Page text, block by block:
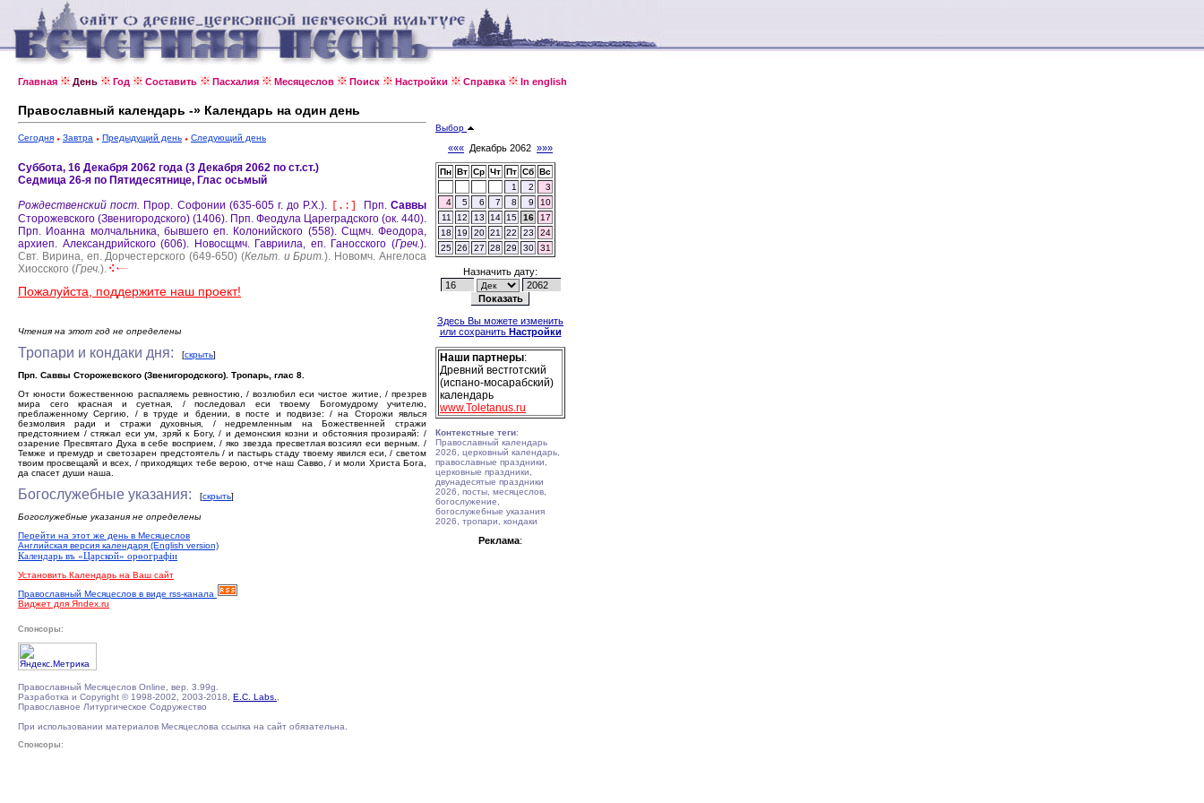
Главная День Год Составить Пасхалия Месяцеслов Поиск Настройки Справка In english
Православный календарь -» Календарь на один день
Сегодня Завтра Предыдущий день Следующий день
Суббота, 16 Декабря 2062 года (3 Декабря 2062 по ст.ст.)
Седмица 26-я по Пятидесятнице, Глас осьмый
Рождественский пост. Прор. Софонии (635-605 г. до Р.Х.). [.:] Прп.Саввы
Сторожевского (Звенигородского) (1406). Прп. Феодула Цареградского (ок. 440).
Прп. Иоанна молчальника, бывшего еп. Колонийского (558). Сщмч. Феодора,
архиеп. Александрийского (606). Новосщмч. Гавриила, еп. Ганосского (Греч.).
Свт. Вирина, еп. Дорчестерского (649-650) (Кельт. и Брит.). Новомч. Ангелоса
Хиосского (Греч.).
Пожалуйста, поддержите наш проект!
Чтения на этот год не определены
Тропари и кондаки дня: [скрыть]
Прп. Саввы Сторожевского (Звенигородского). Тропарь, глас 8.
От юности божественною распаляемь ревностию, / возлюбил еси чистое житие, / презрев
мира сего красная и суетная, / последовал еси твоему Богомудрому учителю,
преблаженному Сергию, / в труде и бдении, в посте и подвизе: / на Сторожи явлься
безмолвия ради и стражи духовныя, / недремленным на Божественней стражи
предстоянием / стяжал еси ум, зряй к Богу, / и демонския козни и обстояния прозираяй: /
озарение Пресвятаго Духа в себе восприем, / яко звезда пресветлая возсиял еси верным. /
Темже и премудр и светозарен предстоятель / и пастырь стаду твоему явился еси, / светом
твоим просвещаяй и всех, / приходящих тебе верою, отче наш Савво, / и моли Христа Бога,
да спасет души наша.
Богослужебные указания: [скрыть]
Богослужебные указания не определены
Перейти на этот же день в Месяцеслов
Английская версия календаря (English version)
Календарь въ «Царской» орѳографiи
Установить Календарь на Ваш сайт
Православный Месяцеслов в виде rss-канала
Виджет для Яndex.ru
Выбор
««« Декабрь 2062 »»»
Пн Вт Ср Чт Пт Сб Вс
1
2
3
4
5 6 7 8 9
10
11
12 13 14 15 16
17
18
19 20 21 22 23
24
25 26 27 28 29 30 31
Назначить дату:
Здесь Вы можете изменить
или сохранить Настройки
Наши партнеры:
Древний вестготский
(испано-мосарабский)
календарь
www.Toletanus.ru
Контекстные теги:
Православный календарь
2026, церковный календарь,
православные праздники,
церковные праздники,
двунадесятые праздники
2026, посты, месяцеслов,
богослужение,
богослужебные указания
2026, тропари, кондаки
Реклама:
Спонсоры:
Православный Месяцеслов Online, вер. 3.99g.
Разработка и Copyright © 1998-2002, 2003-2018, E.C. Labs.
Православное Литургическое Содружество
При использовании материалов Месяцеслова ссылка на сайт обязательна.
Спонсоры: